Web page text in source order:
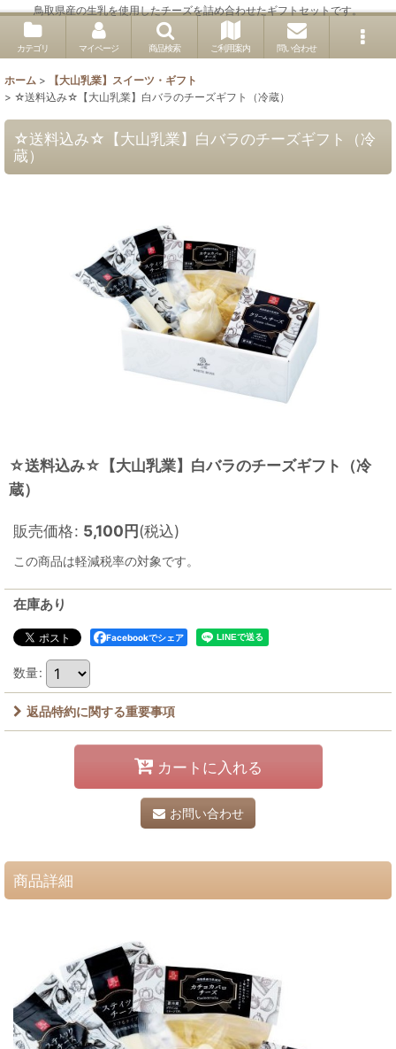
鳥取県産の生乳を使用したチーズを詰め合わせたギフトセットです。
カテゴリ マイページ 商品検索 ご利用案内 問い合わせ
ホーム >
【大山乳業】スイーツ・ギフト
> ☆送料込み☆【大山乳業】白バラのチーズギフト（冷蔵）
☆送料込み☆【大山乳業】白バラのチーズギフト（冷
蔵）
☆送料込み☆【大山乳業】白バラのチーズギフト（冷
蔵）
販売価格: 5,100円(税込)
この商品は軽減税率の対象です。
在庫あり
Facebookでシェア
数量:
返品特約に関する重要事項
カートに入れる
お問い合わせ
商品詳細